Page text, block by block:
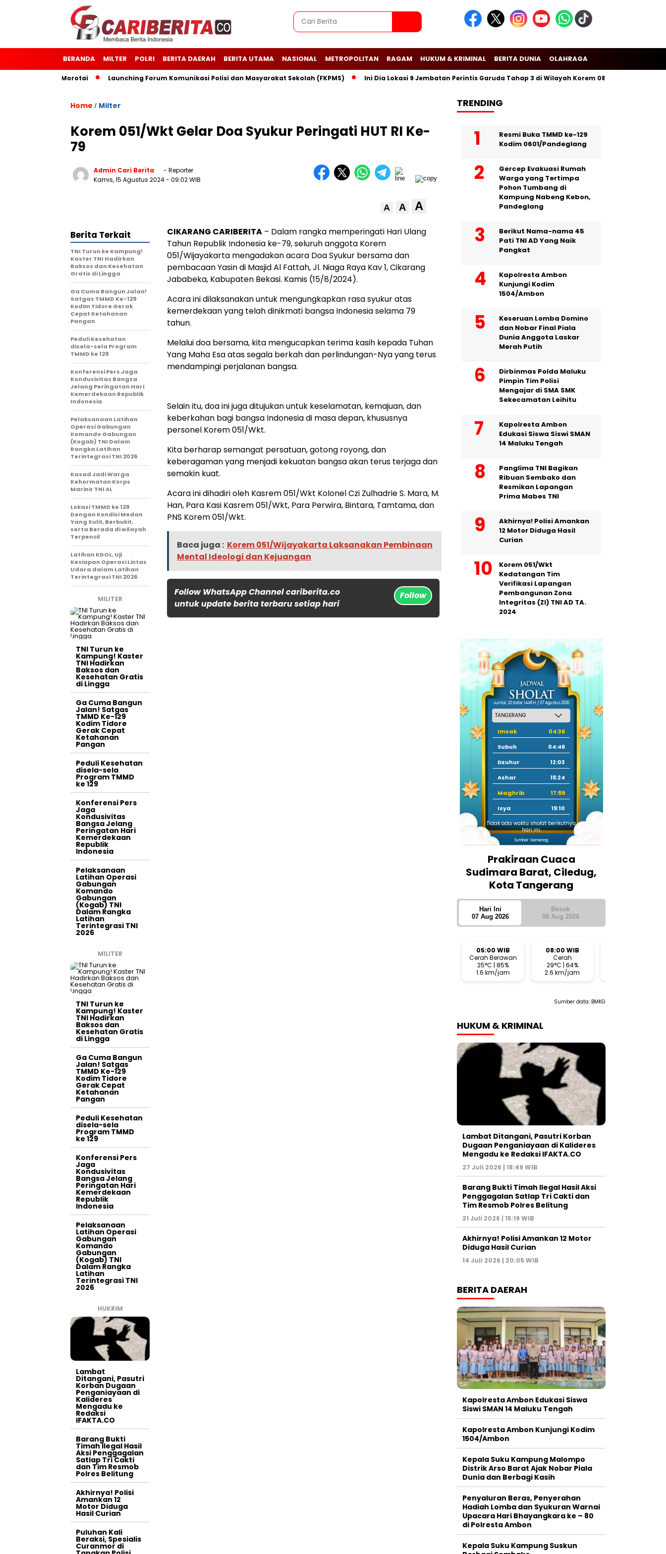
BERANDA MILTER POLRI BERITA DAERAH BERITA UTAMA NASIONAL METROPOLITAN RAGAM HUKUM & KRIMINAL BERITA DUNIA OLAHRAGA
1514/Morotai Launching Forum Komunikasi Polisi dan Masyarakat Sekolah (FKPMS) Ini Dia Lokasi 9 Jembatan Perintis Garuda Tahap 3 di Wilayah Korem 081/Dsj
Home / Milter
Korem 051/Wkt Gelar Doa Syukur Peringati HUT RI Ke-
79
Admin Cari Berita
- Reporter
Kamis, 15 Agustus 2024- 09:02 WIB
A A A
CIKARANG CARIBERITA – Dalam rangka memperingati Hari Ulang
Tahun Republik Indonesia ke-79, seluruh anggota Korem
051/Wijayakarta mengadakan acara Doa Syukur bersama dan
pembacaan Yasin di Masjid Al Fattah, Jl. Niaga Raya Kav 1, Cikarang
Jababeka, Kabupaten Bekasi. Kamis (15/8/2024).
Acara ini dilaksanakan untuk mengungkapkan rasa syukur atas
kemerdekaan yang telah dinikmati bangsa Indonesia selama 79
tahun.
Melalui doa bersama, kita mengucapkan terima kasih kepada Tuhan
Yang Maha Esa atas segala berkah dan perlindungan-Nya yang terus
mendampingi perjalanan bangsa.
Selain itu, doa ini juga ditujukan untuk keselamatan, kemajuan, dan
keberkahan bagi bangsa Indonesia di masa depan, khususnya
personel Korem 051/Wkt.
Kita berharap semangat persatuan, gotong royong, dan
keberagaman yang menjadi kekuatan bangsa akan terus terjaga dan
semakin kuat.
Acara ini dihadiri oleh Kasrem 051/Wkt Kolonel Czi Zulhadrie S. Mara, M.
Han, Para Kasi Kasrem 051/Wkt, Para Perwira, Bintara, Tamtama, dan
PNS Korem 051/Wkt.
Baca juga : Korem 051/Wijayakarta Laksanakan Pembinaan
Mental Ideologi dan Kejuangan
Follow WhatsApp Channel cariberita.co
untuk update berita terbaru setiap hari
Follow
Berita Terkait
TNI Turun ke Kampung!
Kaster TNI Hadirkan
Baksos dan Kesehatan
Gratis di Lingga
Ga Cuma Bangun Jalan!
Satgas TMMD Ke-129
Kodim Tidore Gerak
Cepat Ketahanan
Pangan
Peduli Kesehatan
disela-sela Program
TMMD ke 129
Konferensi Pers Jaga
Kondusivitas Bangsa
Jelang Peringatan Hari
Kemerdekaan Republik
Indonesia
Pelaksanaan Latihan
Operasi Gabungan
Komando Gabungan
(Kogab) TNI Dalam
Rangka Latihan
Terintegrasi TNI 2026
Kasad Jadi Warga
Kehormatan Korps
Marinir TNI AL
Lokasi TMMD ke 129
Dengan Kondisi Medan
Yang Sulit, Berbukit,
serta Berada di wilayah
Terpencil
Latihan KDOL, Uji
Kesiapan Operasi Lintas
Udara dalam Latihan
Terintegrasi TNI 2026
MILITER
TNI Turun ke
Kampung! Kaster
TNI Hadirkan
Baksos dan
Kesehatan Gratis
di Lingga
Ga Cuma Bangun
Jalan! Satgas
TMMD Ke-129
Kodim Tidore
Gerak Cepat
Ketahanan
Pangan
Peduli Kesehatan
disela-sela
Program TMMD
ke 129
Konferensi Pers
Jaga
Kondusivitas
Bangsa Jelang
Peringatan Hari
Kemerdekaan
Republik
Indonesia
Pelaksanaan
Latihan Operasi
Gabungan
Komando
Gabungan
(Kogab) TNI
Dalam Rangka
Latihan
Terintegrasi TNI
2026
MILITER
TNI Turun ke
Kampung! Kaster
TNI Hadirkan
Baksos dan
Kesehatan Gratis
di Lingga
Ga Cuma Bangun
Jalan! Satgas
TMMD Ke-129
Kodim Tidore
Gerak Cepat
Ketahanan
Pangan
Peduli Kesehatan
disela-sela
Program TMMD
ke 129
Konferensi Pers
Jaga
Kondusivitas
Bangsa Jelang
Peringatan Hari
Kemerdekaan
Republik
Indonesia
Pelaksanaan
Latihan Operasi
Gabungan
Komando
Gabungan
(Kogab) TNI
Dalam Rangka
Latihan
Terintegrasi TNI
2026
HUKRIM
Lambat
Ditangani, Pasutri
Korban Dugaan
Penganiayaan di
Kalideres
Mengadu ke
Redaksi
IFAKTA.CO
Barang Bukti
Timah Ilegal Hasil
Aksi Penggagalan
Satlap Tri Cakti
dan Tim Resmob
Polres Belitung
Akhirnya! Polisi
Amankan 12
Motor Diduga
Hasil Curian
Puluhan Kali
Beraksi, Spesialis
Curanmor di
TRENDING
Resmi Buka TMMD ke-129
Kodim 0601/Pandeglang
Gercep Evakuasi Rumah
Warga yang Tertimpa
Pohon Tumbang di
Kampung Nabeng Kebon,
Pandeglang
Berikut Nama-nama 45
Pati TNI AD Yang Naik
Pangkat
Kapolresta Ambon
Kunjungi Kodim
1504/Ambon
Keseruan Lomba Domino
dan Nobar Final Piala
Dunia Anggota Laskar
Merah Putih
Dirbinmas Polda Maluku
Pimpin Tim Polisi
Mengajar di SMA SMK
Sekecamatan Leihitu
Kapolresta Ambon
Edukasi Siswa Siswi SMAN
14 Maluku Tengah
Panglima TNI Bagikan
Ribuan Sembako dan
Resmikan Lapangan
Prima Mabes TNI
Akhirnya! Polisi Amankan
12 Motor Diduga Hasil
Curian
Korem 051/Wkt
Kedatangan Tim
Verifikasi Lapangan
Pembangunan Zona
Integritas (ZI) TNI AD TA.
2024
Jum'at, 22 Safar 1448 H / 07 Agustus 2026
Imsak
04:36
Subuh
04:46
Dzuhur
12:03
Ashar
15:24
Maghrib
17:59
Isya
19:10
Tidak ada waktu sholat berikutnya
hari ini.
Sumber: Kemenag
Prakiraan Cuaca
Sudimara Barat, Ciledug,
Kota Tangerang
Hari Ini
07 Aug 2026
Besok
08 Aug 2026
05:00 WIB
Cerah Berawan
25°C | 85%
1.6 km/jam
08:00 WIB
Cerah
29°C | 64%
2.6 km/jam
Sumber data: BMKG
HUKUM & KRIMINAL
Lambat Ditangani, Pasutri Korban
Dugaan Penganiayaan di Kalideres
Mengadu ke Redaksi IFAKTA.CO
27 Juli 2026 | 18:49 WIB
Barang Bukti Timah Ilegal Hasil Aksi
Penggagalan Satlap Tri Cakti dan
Tim Resmob Polres Belitung
21 Juli 2026 | 15:19 WIB
Akhirnya! Polisi Amankan 12 Motor
Diduga Hasil Curian
14 Juli 2026 | 20:05 WIB
BERITA DAERAH
Kapolresta Ambon Edukasi Siswa
Siswi SMAN 14 Maluku Tengah
Kapolresta Ambon Kunjungi Kodim
1504/Ambon
Kepala Suku Kampung Malompo
Distrik Arso Barat Ajak Nobar Piala
Dunia dan Berbagi Kasih
Penyaluran Beras, Penyerahan
Hadiah Lomba dan Syukuran Warnai
Upacara Hari Bhayangkara ke – 80
di Polresta Ambon
Kepala Suku Kampung Suskun